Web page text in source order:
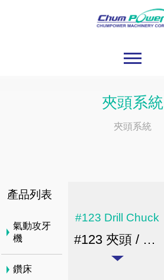
夾頭系統
夾頭系統
#123 Drill Chuck
#123 夾頭 / 錐孔 / 重型系列
產品列表
氣動攻牙
機
鑽床